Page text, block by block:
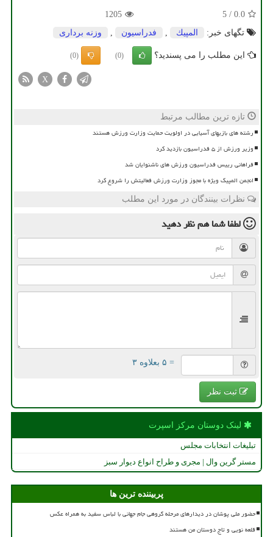
0.0
/
5
1205
تگهای خبر:
المپیك فدراسیون وزنه برداری
این مطلب را می پسندید؟ (0)
(0)
X
تازه ترین مطالب مرتبط
رشته های بازیهای آسیایی در اولویت حمایت وزارت ورزش هستند
وزیر ورزش از ۵ فدراسیون بازدید کرد
فراهانی رییس فدراسیون ورزش های ناشنوایان شد
انجمن المپیک ویژه با مجوز وزارت ورزش فعالیتش را شروع کرد
نظرات بینندگان در مورد این مطلب
لطفا شما همنظر دهید
= ۵ بعلاوه ۳
ثبت نظر
لینک دوستان مركز اسپرت
تبلیغات انتخابات مجلس
مستر گرین وال | مجری و طراح انواع دیوار سبز
پربیننده ترین ها
حضور ملی پوشان در دیدارهای مرحله گروهی جام جهانی با لباس سفید به همراه عکس
قلعه نویی و تاج دوستان من هستند